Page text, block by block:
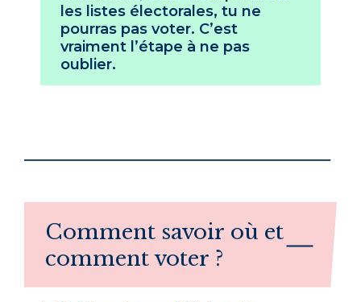
les listes électorales, tu ne
pourras pas voter. C’est
vraiment l’étape à ne pas
oublier.
Comment savoir où et
comment voter ?